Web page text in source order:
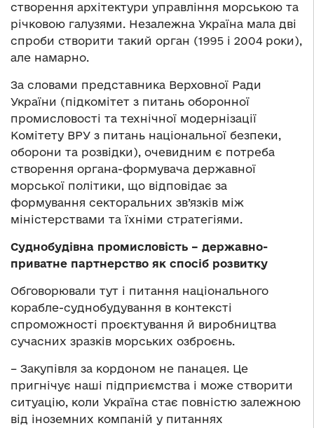
створення архітектури управління морською та
річковою галузями. Незалежна Україна мала дві
спроби створити такий орган (1995 і 2004 роки),
але намарно.
За словами представника Верховної Ради
України (підкомітет з питань оборонної
промисловості та технічної модернізації
Комітету ВРУ з питань національної безпеки,
оборони та розвідки), очевидним є потреба
створення органа-формувача державної
морської політики, що відповідає за
формування секторальних зв’язків між
міністерствами та їхніми стратегіями.
Суднобудівна промисловість – державно-
приватне партнерство як спосіб розвитку
Обговорювали тут і питання національного
корабле-суднобудування в контексті
спроможності проєктування й виробництва
сучасних зразків морських озброєнь.
– Закупівля за кордоном не панацея. Це
пригнічує наші підприємства і може створити
ситуацію, коли Україна стає повністю залежною
від іноземних компаній у питаннях